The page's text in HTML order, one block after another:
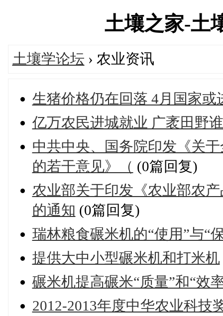
土壤之家-土
土壤学论坛 › 农业资讯
生猪价格仍在回落 4月国家或
亿万农民进城就业 广袤田野
中共中央、国务院印发《关
的若干意见》（ (0篇回复)
农业部关于印发《农业部农
的通知 (0篇回复)
瑞林粮食碾米机的“使用”与“
提供大中小型碾米机和打米机
碾米机提高碾米“质量”和“效
2012-2013年度中华农业科技